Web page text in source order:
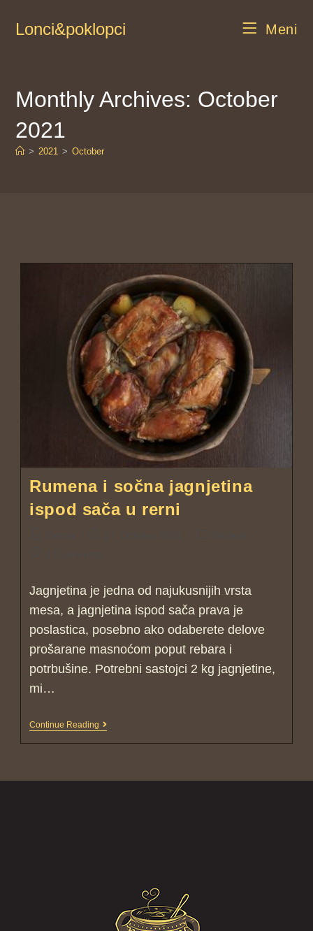
Lonci&poklopci Meni
Monthly Archives: October
2021
> 2021 > October
Rumena i sočna jagnjetina
ispod sača u rerni
Jagnjetina je jedna od najukusnijih vrsta
mesa, a jagnjetina ispod sača prava je
poslastica, posebno ako odaberete delove
prošarane masnoćom poput rebara i
potrbušine. Potrebni sastojci 2 kg jagnjetine,
mi…
Continue Reading